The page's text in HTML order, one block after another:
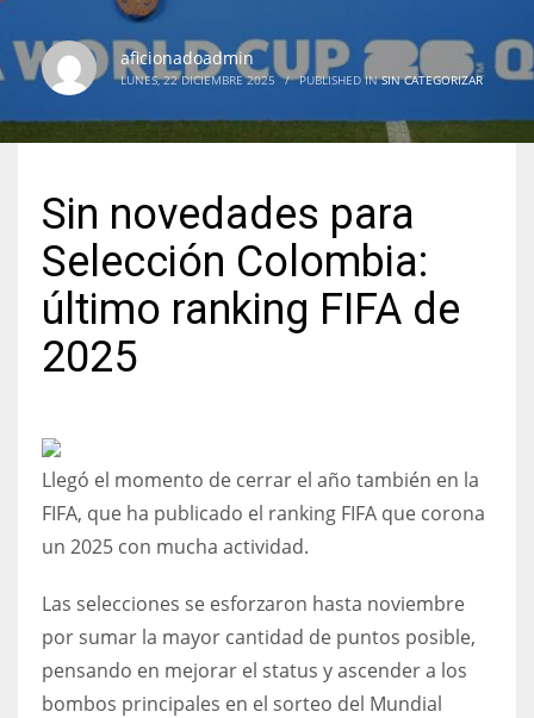
NYJ
24
IND
aficionadoadmin
LUNES, 22 DICIEMBRE 2025 / PUBLISHED INSIN CATEGORIZAR
Sin novedades para
Selección Colombia:
último ranking FIFA de
2025
Llegó el momento de cerrar el año también en la
FIFA, que ha publicado el ranking FIFA que corona
un 2025 con mucha actividad.
Las selecciones se esforzaron hasta noviembre
por sumar la mayor cantidad de puntos posible,
pensando en mejorar el status y ascender a los
bombos principales en el sorteo del Mundial